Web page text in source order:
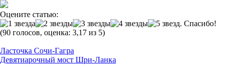
Оцените статью:
(90 голосов, оценка: 3,17 из 5)
Post
navigation
Ласточка Сочи-Гагра
Девятиарочный мост Шри-Ланка